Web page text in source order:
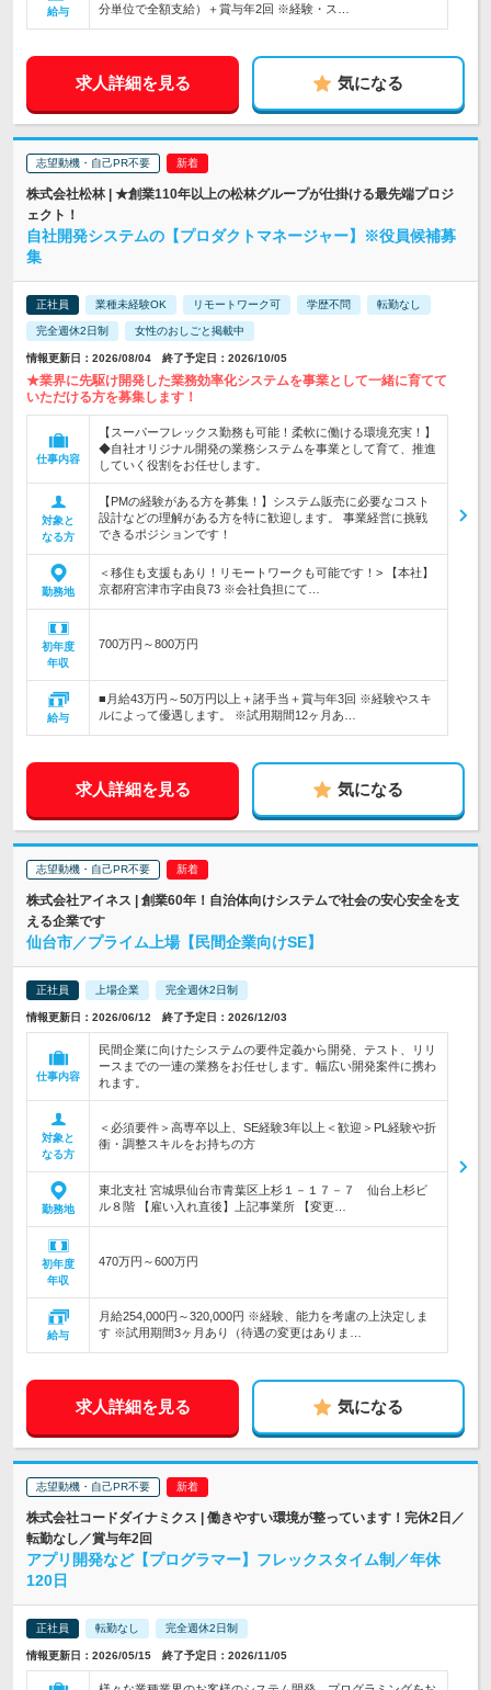
給与
分単位で全額支給）＋賞与年2回 ※経験・ス…
求人詳細を見る 気になる
志望動機・自己PR不要
株式会社松林 | ★創業110年以上の松林グループが仕掛ける最先端プロジ
ェクト！
自社開発システムの【プロダクトマネージャー】※役員候補募
集
正社員 業種未経験OK リモートワーク可 学歴不問 転勤なし
完全週休2日制 女性のおしごと掲載中
情報更新日：2026/08/04 終了予定日：2026/10/05
★業界に先駆け開発した業務効率化システムを事業として一緒に育てて
いただける方を募集します！
仕事内容
【スーパーフレックス勤務も可能！柔軟に働ける環境充実！】
◆自社オリジナル開発の業務システムを事業として育て、推進
していく役割をお任せします。
対象と
なる方
【PMの経験がある方を募集！】システム販売に必要なコスト
設計などの理解がある方を特に歓迎します。 事業経営に挑戦
できるポジションです！
勤務地
＜移住も支援もあり！リモートワークも可能です！> 【本社】
京都府宮津市字由良73 ※会社負担にて…
初年度
年収
700万円～800万円
給与
■月給43万円～50万円以上＋諸手当＋賞与年3回 ※経験やスキ
ルによって優遇します。 ※試用期間12ヶ月あ…
求人詳細を見る 気になる
志望動機・自己PR不要
株式会社アイネス | 創業60年！自治体向けシステムで社会の安心安全を支
える企業です
仙台市／プライム上場【民間企業向けSE】
正社員 上場企業 完全週休2日制
情報更新日：2026/06/12 終了予定日：2026/12/03
仕事内容
民間企業に向けたシステムの要件定義から開発、テスト、リリ
ースまでの一連の業務をお任せします。幅広い開発案件に携わ
れます。
対象と
なる方
＜必須要件＞高専卒以上、SE経験3年以上＜歓迎＞PL経験や折
衝・調整スキルをお持ちの方
勤務地
東北支社 宮城県仙台市青葉区上杉１－１７－７ 仙台上杉ビ
ル８階 【雇い入れ直後】上記事業所 【変更…
初年度
年収
470万円～600万円
給与
月給254,000円～320,000円 ※経験、能力を考慮の上決定しま
す ※試用期間3ヶ月あり（待遇の変更はありま…
求人詳細を見る 気になる
志望動機・自己PR不要
株式会社コードダイナミクス | 働きやすい環境が整っています！完休2日／
転勤なし／賞与年2回
アプリ開発など【プログラマー】フレックスタイム制／年休
120日
正社員 転勤なし 完全週休2日制
情報更新日：2026/05/15 終了予定日：2026/11/05